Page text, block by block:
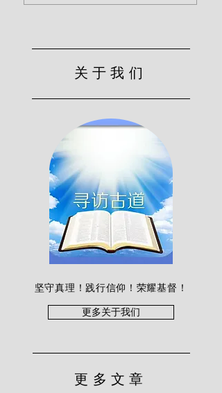
关于我们
坚守真理！践行信仰！荣耀基督！
更多关于我们
更多文章